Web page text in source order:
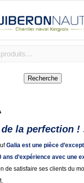
Recherche
la perfection !
Galia est une pièce
ans d’expérience avec une
de satisfaire ses clients du